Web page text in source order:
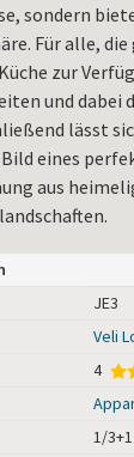
sondern
Für alle,
zur
und dabei
lässt
eines
aus
JE3
Veli
4
1/3+1